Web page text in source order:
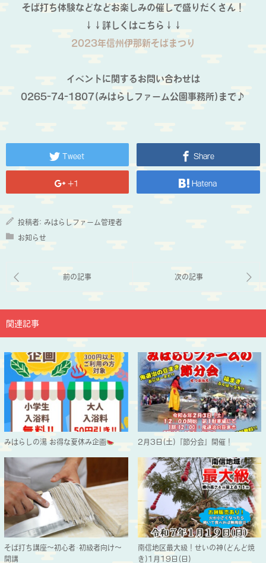
そば打ち体験などなどお楽しみの催しで盛りだくさん！
↓↓詳しくはこちら↓↓
2023年信州伊那新そばまつり
イベントに関するお問い合わせは
0265-74-1807(みはらしファーム公園事務所)まで♪
Tweet Share
+1 Hatena
投稿者: みはらしファーム管理者
お知らせ
関連記事
みはらしの湯 お得な夏休み企画 2月3日(土)『節分会』開催！
そば打ち講座～初心者･初級者向け～
開講
南信地区最大級！せいの神(どんど焼
き)1月19日(日)